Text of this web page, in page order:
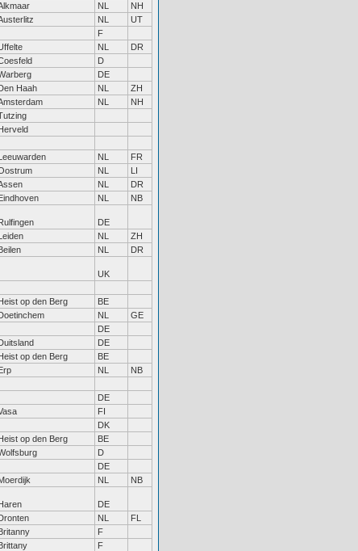
NL
NH
NL
UT
F
NL
DR
D
DE
Haah NL
ZH
NL
NH
NL
FR
NL
LI
NL
DR
NL NB
DE
NL
ZH
NL DR
UK
op den Berg
BE
NL
GE
DE
DE
op den Berg
BE
NL
NB
DE
FI
DK
op den Berg
BE
D
DE
NL NB
DE
NL
FL
F
F